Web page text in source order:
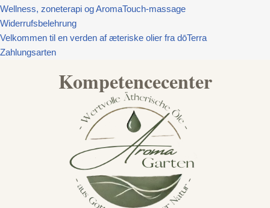
Wellness, zoneterapi og AromaTouch-massage
Widerrufsbelehrung
Velkommen til en verden af æteriske olier fra dōTerra
Zahlungsarten
Kompetencecenter